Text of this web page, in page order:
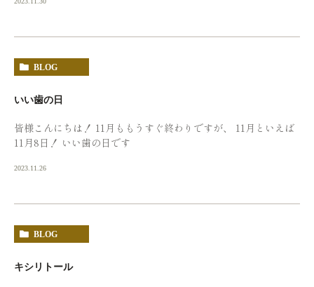
BLOG
いい歯の日
皆様こんにちは！ 11月ももうすぐ終わりですが、 11月といえば
11月8日！ いい歯の日です
2023.11.26
BLOG
キシリトール